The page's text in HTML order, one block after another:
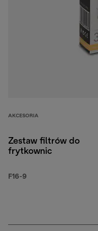
AKCESORIA
Zestaw filtrów do
frytkownic
F16-9